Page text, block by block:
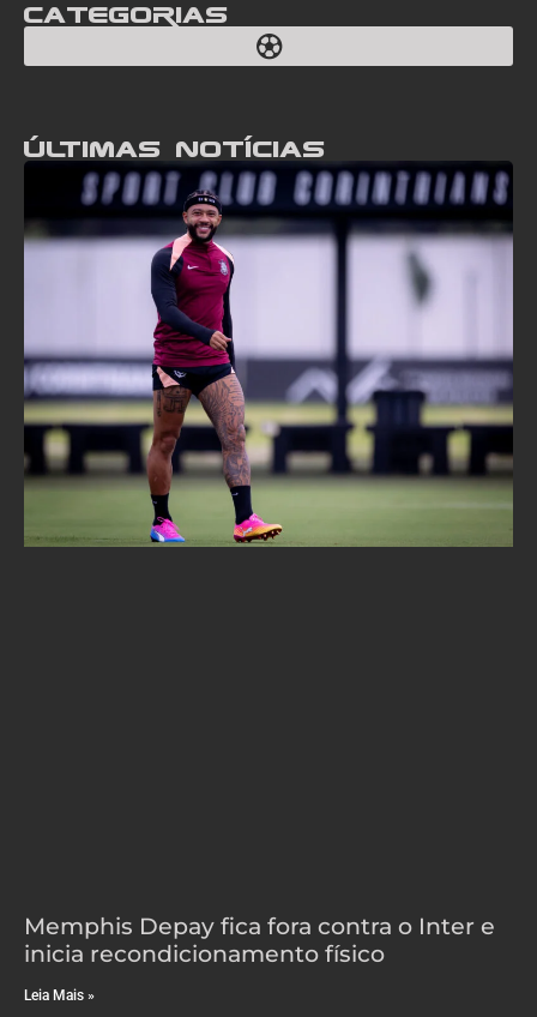
Categorias
Últimas notícias
Memphis Depay fica fora contra o Inter e
inicia recondicionamento físico
Leia Mais »